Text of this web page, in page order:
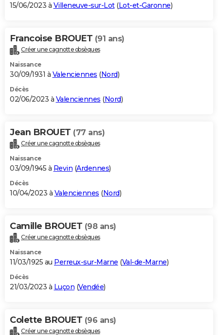
15/06/2023 à Villeneuve-sur-Lot(Lot-et-Garonne)
Francoise BROUET (91 ans)
Créer une cagnotte obsèques
Naissance
30/09/1931 à Valenciennes (Nord)
Décès
02/06/2023 à Valenciennes (Nord)
Jean BROUET (77 ans)
Créer une cagnotte obsèques
Naissance
03/09/1945 à Revin (Ardennes)
Décès
10/04/2023 à Valenciennes (Nord)
Camille BROUET (98 ans)
Créer une cagnotte obsèques
Naissance
11/03/1925 au Perreux-sur-Marne (Val-de-Marne)
Décès
21/03/2023 à Luçon (Vendée)
Colette BROUET (96 ans)
Créer une cagnotte obsèques